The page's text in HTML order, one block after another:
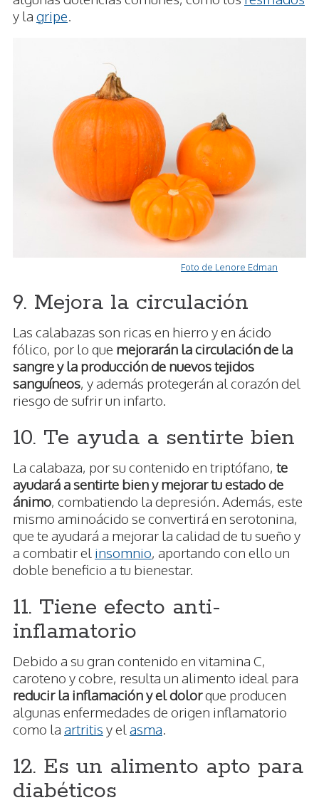
y la gripe
Foto de Lenore Edman
9. Mejora la circulación
Las calabazas son ricas en hierro y en ácido
fólico, por lo que mejorarán la circulación de la
sangre y la producción de nuevos tejidos
sanguíneos, y además protegerán al corazón del
riesgo de sufrir un infarto.
10. Te ayuda a sentirte bien
La calabaza, por su contenido en triptófano, te
ayudará a sentirte bien y mejorar tu estado de
ánimo, combatiendo la depresión. Además, este
mismo aminoácido se convertirá en serotonina,
que te ayudará a mejorar la calidad de tu sueño y
a combatir el insomnio, aportando con ello un
doble beneficio a tu bienestar.
11. Tiene efecto anti-
inflamatorio
Debido a su gran contenido en vitamina C,
caroteno y cobre, resulta un alimento ideal para
reducir la inflamación y el dolorque producen
algunas enfermedades de origen inflamatorio
como la artritis y el asma
12. Es un alimento apto para
diabéticos